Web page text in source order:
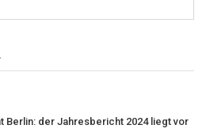
der Jahresbericht 2024 liegt vor